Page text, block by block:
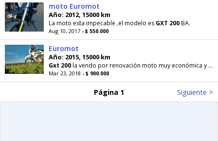
moto Euromot
Año: 2012, 15000 km
La moto esta impecable ,el modelo es GXT 200BA.
Aug 10, 2017 - $ 550.000
Euromot
Año: 2015, 15000 km
Gxt 200la vendo por renovación moto muy económica y en buen estado con su papeles al día
Mar 23, 2018 - $ 900.000
Página 1 Siguiente >